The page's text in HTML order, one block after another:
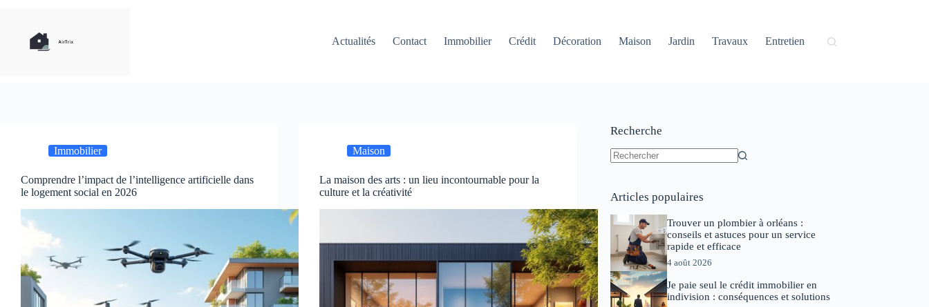
Actualités
Contact Immobilier Crédit Décoration Maison Jardin Travaux Entretien
Immobilier
Comprendre l’impact de l’intelligence artificielle dans
le logement social en 2026
Maison
La maison des arts : un lieu incontournable pour la
culture et la créativité
Recherche
Articles populaires
Trouver un plombier à orléans :
conseils et astuces pour un service
rapide et efficace
4 août 2026
Je paie seul le crédit immobilier en
indivision : conséquences et solutions